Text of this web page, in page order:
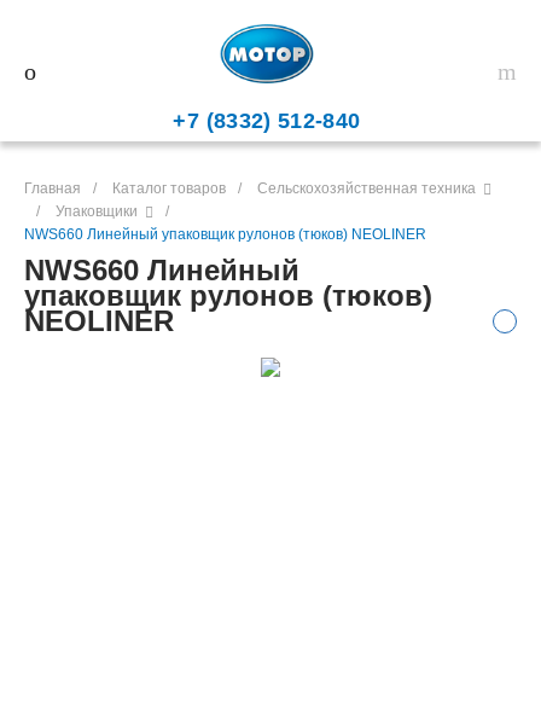
+7 (8332) 512-840
Главная / Каталог товаров /
Сельскохозяйственная техника
/
Упаковщики
/
NWS660 Линейный упаковщик рулонов (тюков) NEOLINER
NWS660 Линейный
упаковщик рулонов (тюков)
NEOLINER